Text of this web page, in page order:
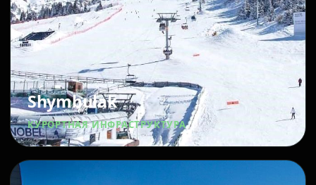
Shymbulak
КУРОРТНАЯ ИНФРАСТРУКТУРА